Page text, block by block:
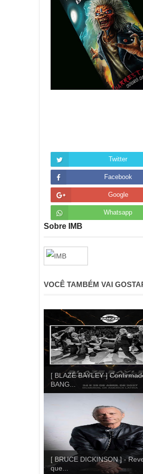
Twitter
Facebook
Google
Whatsapp
Sobre IMB
VOCÊ TAMBÉM VAI
[ BLAZE BAYLEY ]
BANG...
[ BRUCE DICKINSON ] -
que...